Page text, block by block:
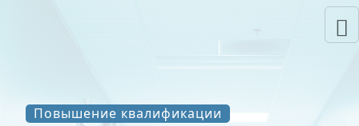
Повышение квалификации